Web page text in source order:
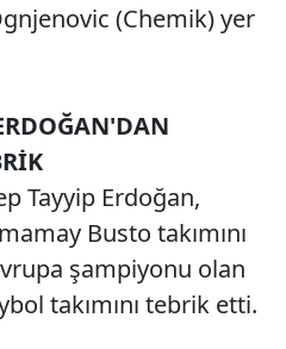
(Chemik) yer
Tayyip Erdoğan,
Busto takımını
şampiyonu olan
takımını tebrik etti.